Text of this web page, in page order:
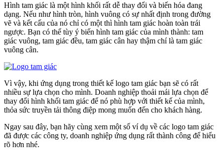
Hình tam giác là một hình khối rất dễ thay đổi và biến hóa đang
dạng. Nếu như hình tròn, hình vuông có sự nhất định trong đường
vẽ và kết cấu của nó chỉ có một thì hình tam giác hoàn toàn trái
ngược. Bạn có thể tùy ý biến hình tam giác của mình thành: tam
giác vuông, tam giác đều, tam giác cân hay thậm chí là tam giác
vuông cân.
Vì vậy, khi ứng dụng trong thiết kế logo tam giác bạn sẽ có rất
nhiều sự lựa chọn cho mình. Doanh nghiệp thoải mái lựa chọn để
thay đổi hình khối tam giác để nó phù hợp với thiết kế của mình,
thỏa sức truyền tải thông điệp mong muốn đến cho khách hàng.
Ngay sau đây, bạn hãy cùng xem một số ví dụ về các logo tam giác
đã được các công ty, doanh nghiệp ứng dụng rất thành công để hiểu
rõ hơn nhé.